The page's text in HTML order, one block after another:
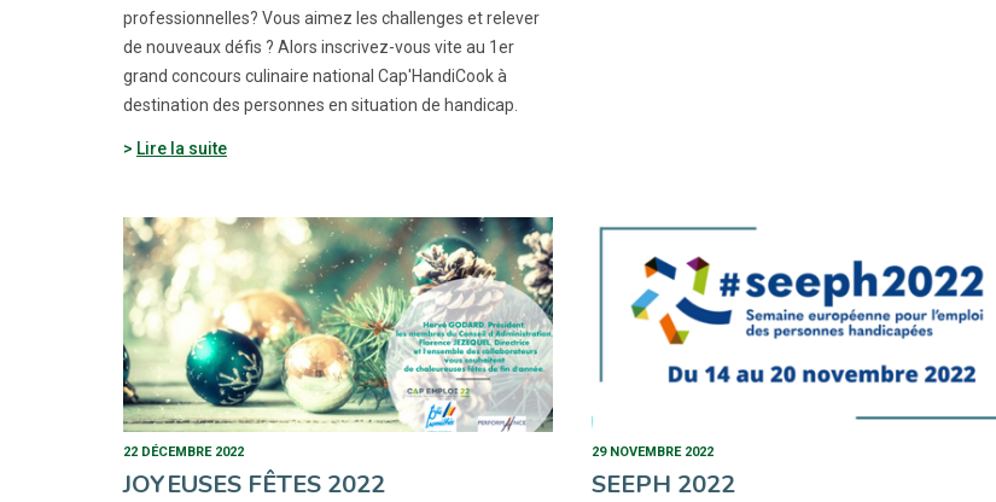
professionnelles? Vous aimez les challenges et relever
de nouveaux défis ? Alors inscrivez-vous vite au 1er
grand concours culinaire national Cap'HandiCook à
destination des personnes en situation de handicap.
Lire la suite
22 DÉCEMBRE 2022
JOYEUSES FÊTES 2022
29 NOVEMBRE 2022
SEEPH 2022